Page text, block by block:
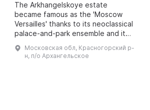
The Arkhangelskoye estate
became famous as the 'Moscow
Versailles' thanks to its neoclassical
palace-and-park ensemble and its
belonged to the Golitsyn princes
Московская обл, Красногорский р-
н, п/о Архангельское